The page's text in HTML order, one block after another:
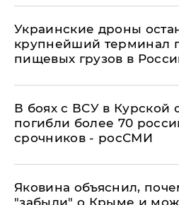
Украинские дроны
крупнейший терминал
пищевых грузов в
В боях с ВСУ в Курской
погибли более 70
срочников - росСМИ
Яковина объяснил,
"забыли" о Крыме и